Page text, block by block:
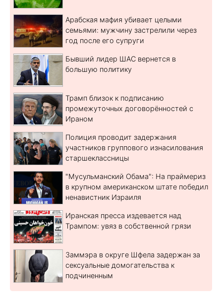
Арабская мафия убивает целыми
семьями: мужчину застрелили через
год после его супруги
Бывший лидер ШАС вернется в
большую политику
Трамп близок к подписанию
промежуточных договорённостей с
Ираном
Полиция проводит задержания
участников группового изнасилования
старшеклассницы
"Мусульманский Обама": На праймериз
в крупном американском штате победил
ненавистник Израиля
Иранская пресса издевается над
Трампом: увяз в собственной грязи
Заммэра в округе Шфела задержан за
сексуальные домогательства к
подчиненным